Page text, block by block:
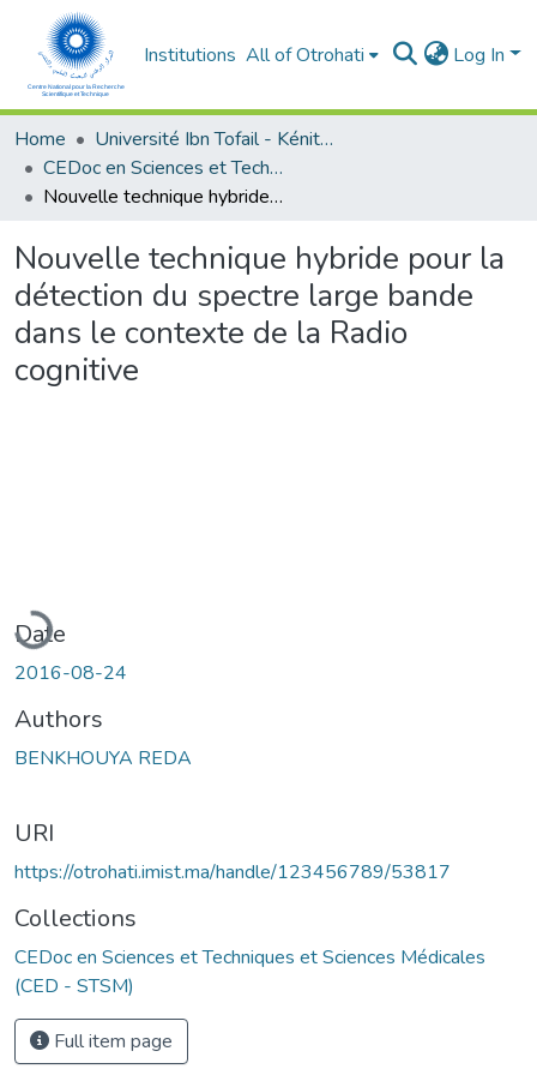
Institutions All of Otrohati Log In
Home
Université Ibn Tofail - Kénitra
CEDoc en Sciences et Techniques et Sciences Médicales (CED - STSM)
Nouvelle technique hybride pour la détection du spectre large bande dans le contexte de la Radio cognitive
Nouvelle technique hybride pour la
détection du spectre large bande
dans le contexte de la Radio
cognitive
Date
2016-08-24
Authors
BENKHOUYA REDA
URI
https://otrohati.imist.ma/handle/123456789/53817
Collections
CEDoc en Sciences et Techniques et Sciences Médicales
(CED - STSM)
Full item page